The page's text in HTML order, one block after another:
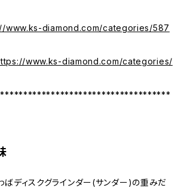
www.ks-diamond.com/categories/587
www.ks-diamond.com/categories/
ばディスクグラインダー(サンダー)の重みだ